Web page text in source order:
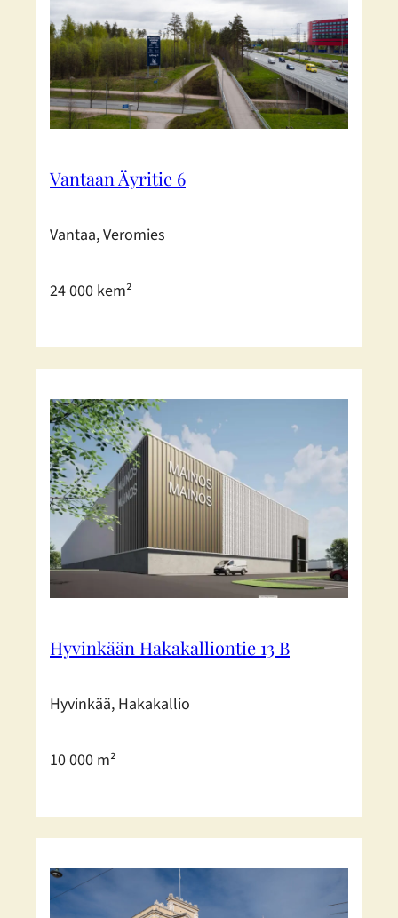
Vantaan Äyritie 6
Vantaa, Veromies
24 000 kem²
Hyvinkään Hakakalliontie 13 B
Hyvinkää, Hakakallio
10 000 m²